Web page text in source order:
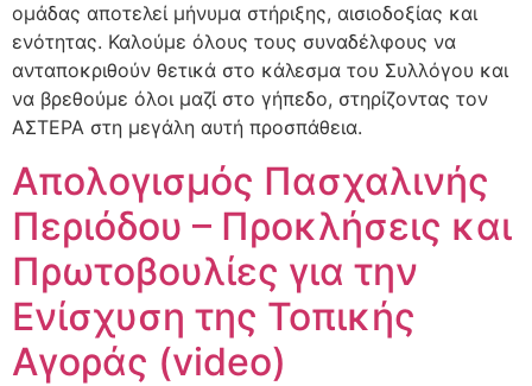
ομάδας αποτελεί μήνυμα στήριξης, αισιοδοξίας και
ενότητας. Καλούμε όλους τους συναδέλφους να
ανταποκριθούν θετικά στο κάλεσμα του Συλλόγου και
να βρεθούμε όλοι μαζί στο γήπεδο, στηρίζοντας τον
ΑΣΤΕΡΑ στη μεγάλη αυτή προσπάθεια.
Απολογισμός Πασχαλινής
Περιόδου – Προκλήσεις και
Πρωτοβουλίες για την
Ενίσχυση της Τοπικής
Αγοράς (video)